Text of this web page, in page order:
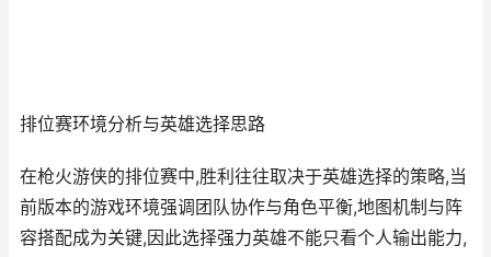
排位赛环境分析与英雄选择思路
在枪火游侠的排位赛中,胜利往往取决于英雄选择的策略,当
前版本的游戏环境强调团队协作与角色平衡,地图机制与阵
容搭配成为关键,因此选择强力英雄不能只看个人输出能力,